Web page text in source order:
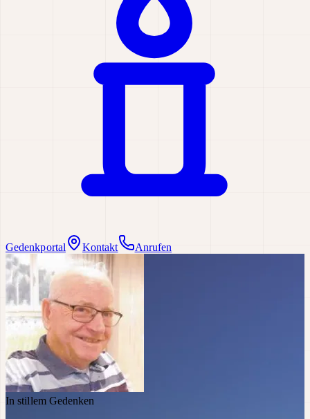
Gedenkportal Kontakt Anrufen
In stillem Gedenken